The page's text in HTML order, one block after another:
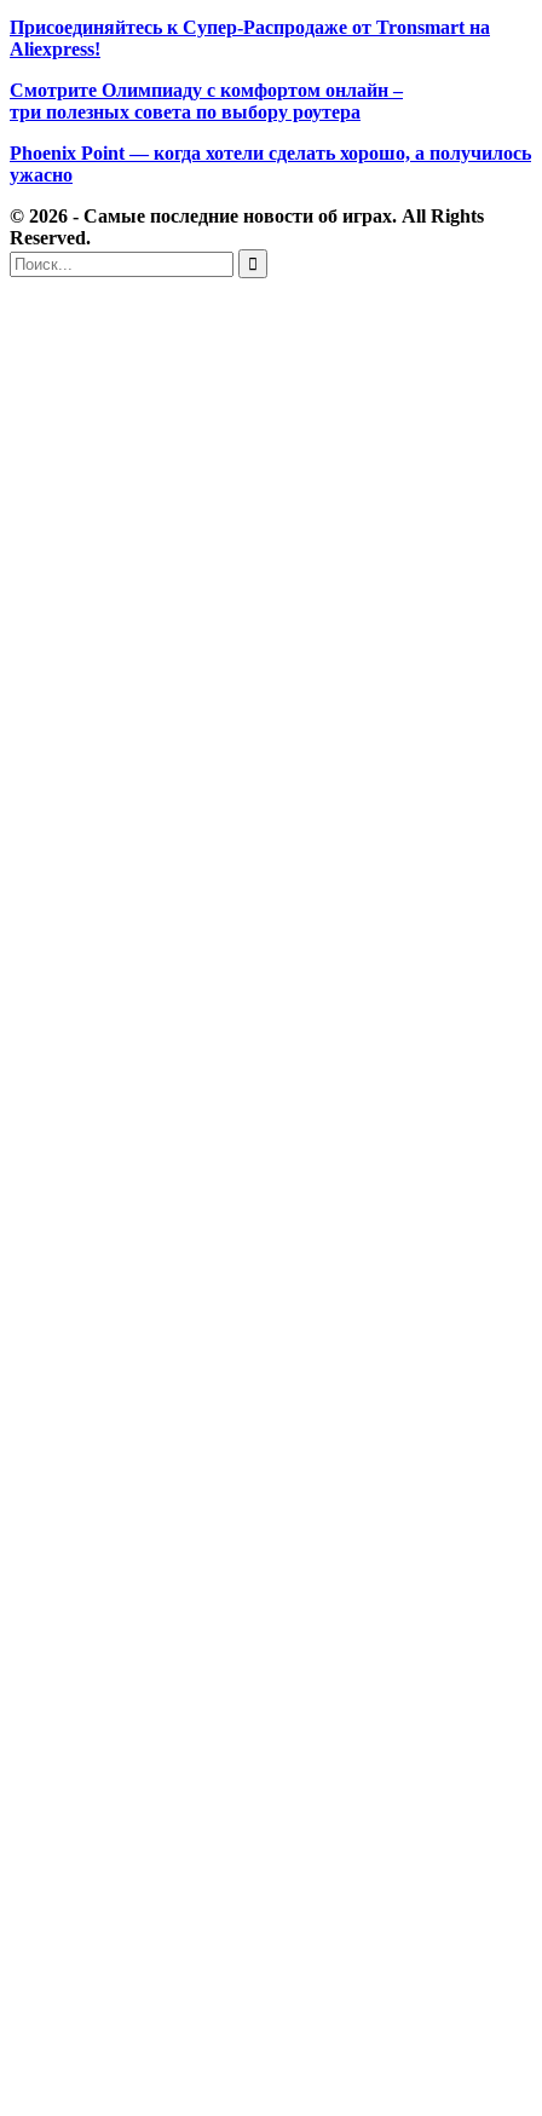
Присоединяйтесь к Супер-Распродаже от Tronsmart на
Aliexpress!
Смотрите Олимпиаду с комфортом онлайн –
три полезных совета по выбору роутера
Phoenix Point — когда хотели сделать хорошо, а получилось
ужасно
© 2026 - Самые последние новости об играх. All Rights
Reserved.